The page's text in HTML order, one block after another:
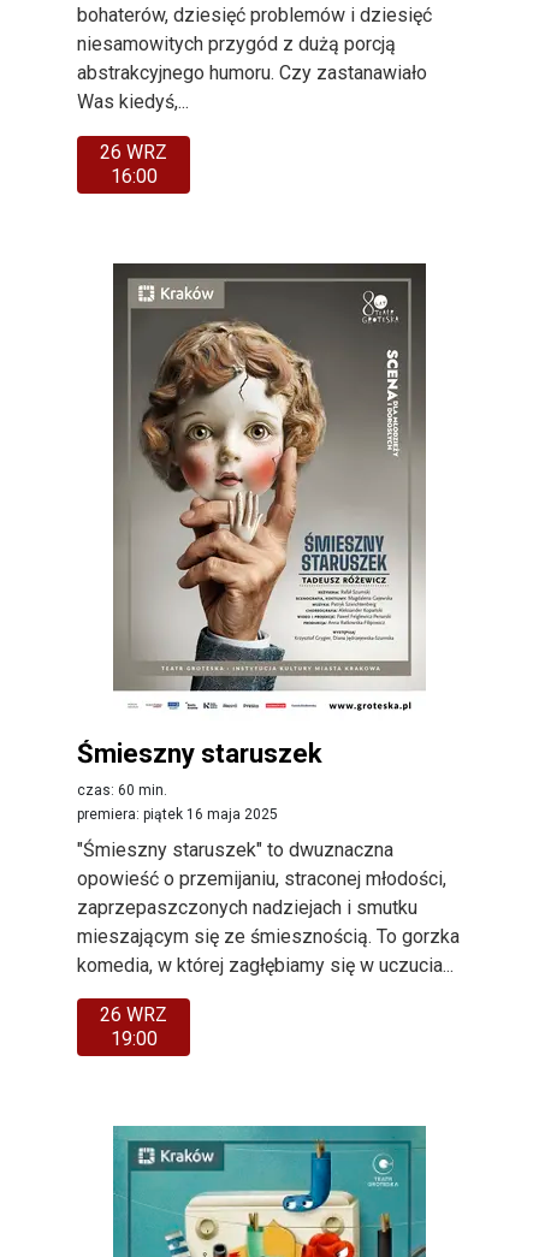
bohaterów, dziesięć problemów i dziesięć
niesamowitych przygód z dużą porcją
abstrakcyjnego humoru. Czy zastanawiało
Was kiedyś,...
26 WRZ
16:00
Śmieszny staruszek
czas: 60 min.
premiera: piątek 16 maja 2025
"Śmieszny staruszek" to dwuznaczna
opowieść o przemijaniu, straconej młodości,
zaprzepaszczonych nadziejach i smutku
mieszającym się ze śmiesznością. To gorzka
komedia, w której zagłębiamy się w uczucia...
26 WRZ
19:00